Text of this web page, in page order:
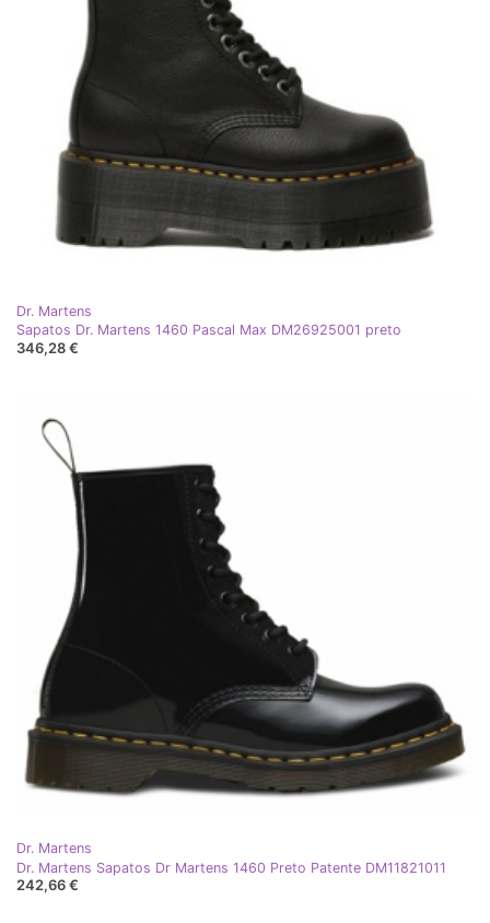
Dr. Martens
Sapatos Dr. Martens 1460 Pascal Max DM26925001 preto
346,28 €
Dr. Martens
Dr. Martens Sapatos Dr Martens 1460 Preto Patente DM11821011
242,66 €